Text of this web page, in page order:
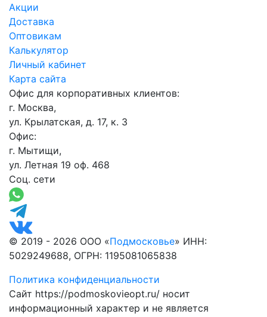
Акции
Доставка
Оптовикам
Калькулятор
Личный кабинет
Карта сайта
Офис для корпоративных клиентов:
г. Москва,
ул. Крылатская, д. 17, к. 3
Офис:
г. Мытищи,
ул. Летная 19 оф. 468
Соц. сети
© 2019 - 2026 ООО «Подмосковье» ИНН:
5029249688, ОГРН: 1195081065838
Политика конфиденциальности
Сайт https://podmoskovieopt.ru/ носит
информационный характер и не является